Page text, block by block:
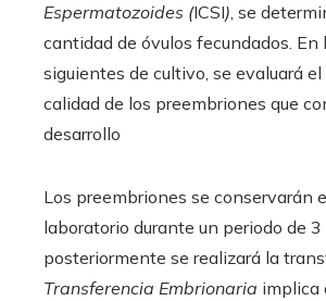
Espermatozoides (ICSI), se
cantidad de óvulos fecundados. En
siguientes de cultivo, se evaluará
calidad de los preembriones que
desarrollo
Los preembriones se conservarán
laboratorio durante un periodo de 3
posteriormente se realizará la
Transferencia Embrionaria implica